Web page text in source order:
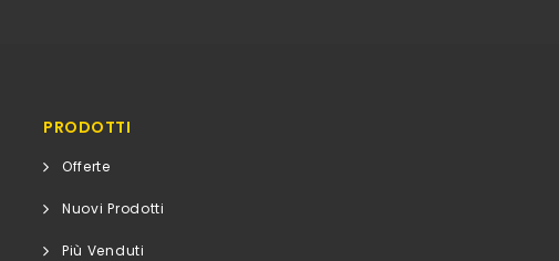
PRODOTTI
Offerte
Nuovi Prodotti
Più Venduti